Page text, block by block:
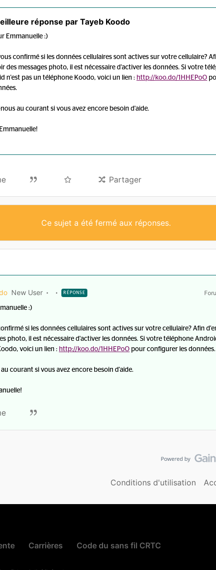
réponse par Tayeb Koodo
Emmanuelle :)
confirmé si les données cellulaires sont actives sur votre cellulaire?
des messages photo, il est nécessaire d'activer les données. Si votre
n'est pas un téléphone Koodo, voici un lien : http://koo.do/1HHEPoO
au courant si vous avez encore besoin d'aide.
Partager
Ce sujet a été fermé aux réponses.
New User RÉPONSE
:)
si les données cellulaires sont actives sur votre cellulaire? Afin
photo, il est nécessaire d'activer les données. Si votre téléphone
voici un lien : http://koo.do/1HHEPoO pour configurer les données.
courant si vous avez encore besoin d'aide.
Conditions d'utilisation
Carrières Code du sans fil CRTC